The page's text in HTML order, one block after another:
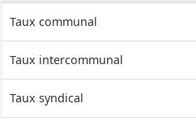
Taux communal
Taux intercommunal
Taux syndical